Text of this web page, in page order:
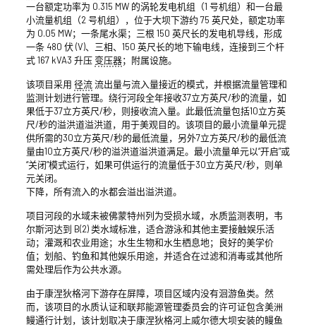
一台额定功率为 0.315 MW 的涡轮发电机组（1 号机组）和一台最
小流量机组（2 号机组），位于大坝下游约 75 英尺处，额定功率
为 0.05 MW；一条尾水渠；三根 150 英尺长的发电机导线，形成
一条 480 伏 (V)、三相、150 英尺长的地下输电线，连接到三个杆
式 167 kVA3 升压 变压器；附属设施。
该项目采用 径流流出量与流入量接近的模式，并根据流量管理和
监测计划进行管理。绕行河段全年接收37立方英尺/秒的流量，如
果低于37立方英尺/秒，则接收流入量。此最低流量包括10立方英
尺/秒的溢洪道溢洪道，用于美观目的。该项目的最小流量单元提
供所需的30立方英尺/秒的最低流量，另外7立方英尺/秒的最低流
量由10立方英尺/秒的溢洪道溢洪道满足。最小流量单元以“开启”或
“关闭”模式运行，如果可供运行的流量低于30立方英尺/秒，则单
元关闭。
下降，所有流入的水都会溢出溢洪道。
项目河段的水域未被佛蒙特州列为受损水域，水质监测表明，韦
尔斯河达到 B(2) 类水域标准，适合游泳和其他主要接触娱乐活
动；灌溉和农业用途；水生生物和水生栖息地；良好的美学价
值；划船、钓鱼和其他娱乐用途，并适合在过滤和消毒或其他所
需处理后作为公共水源。
由于康涅狄格河下游存在屏障，项目区域内没有洄游鱼类。然
而，该项目的水质认证和联邦能源管理委员会的许可证包含美洲
鳗通行计划，该计划取决于康涅狄格河上威尔德大坝安装的鳗鱼